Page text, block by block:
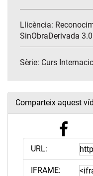
Llicència:
SinObraDerivada
Sèrie: Curs
Comparteix aquest
URL:
IFRAME: